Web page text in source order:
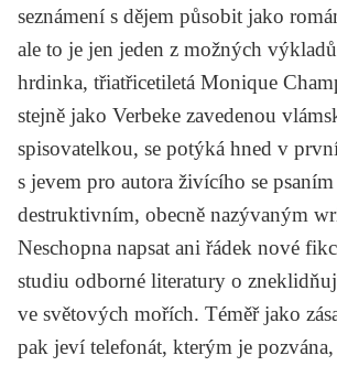
seznámení s dějem působit jako
ale to je jen jeden z možných
hrdinka, třiatřicetiletá Monique
stejně jako Verbeke zavedenou
spisovatelkou, se potýká hned v
s jevem pro autora živícího se
destruktivním, obecně nazývaným
Neschopna napsat ani řádek nové
studiu odborné literatury o
ve světových mořích. Téměř jako
pak jeví telefonát, kterým je